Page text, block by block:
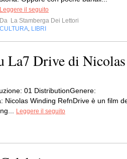
Leggere il seguito
Da La Stamberga Dei Lettori
CULTURA LIBRI
La7 Drive di Nicolas
01 DistributionGenere:
Nicolas Winding RefnDrive è un film
Leggere il seguito